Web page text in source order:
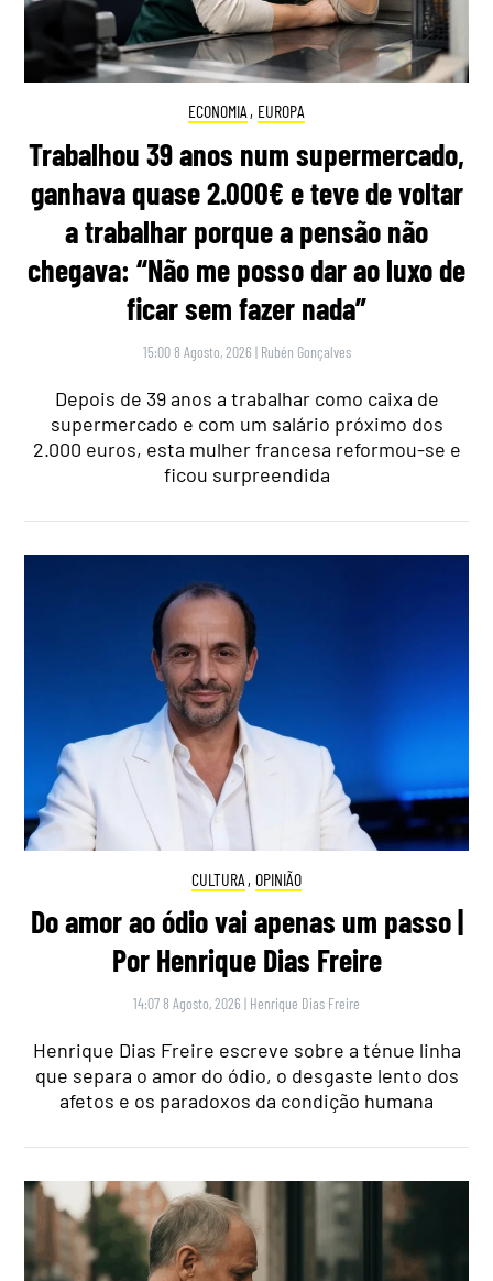
ECONOMIA , EUROPA
Trabalhou 39 anos num supermercado,
ganhava quase 2.000€ e teve de voltar
a trabalhar porque a pensão não
chegava: “Não me posso dar ao luxo de
ficar sem fazer nada”
15:00 8 Agosto, 2026 | Rubén Gonçalves
Depois de 39 anos a trabalhar como caixa de
supermercado e com um salário próximo dos
2.000 euros, esta mulher francesa reformou-se e
ficou surpreendida
CULTURA , OPINIÃO
Do amor ao ódio vai apenas um passo |
Por Henrique Dias Freire
14:07 8 Agosto, 2026 | Henrique Dias Freire
Henrique Dias Freire escreve sobre a ténue linha
que separa o amor do ódio, o desgaste lento dos
afetos e os paradoxos da condição humana